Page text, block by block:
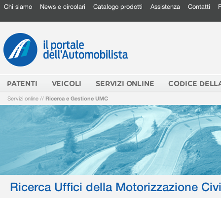
Chi siamo News e circolari Catalogo prodotti Assistenza Contatti
PATENTI VEICOLI SERVIZI ONLINE CODICE
Servizi online // Ricerca e Gestione UMC
Ricerca Uffici della Motorizzazione